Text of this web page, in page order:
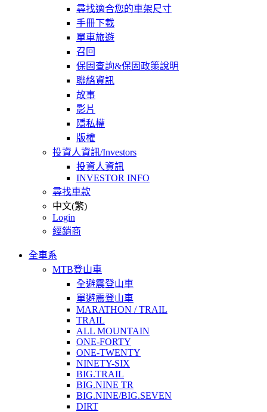
尋找適合您的車架尺寸
手冊下載
單車旅遊
召回
保固查詢&保固政策說明
聯絡資訊
故事
影片
隱私權
版權
投資人資訊/Investors
投資人資訊
INVESTOR INFO
尋找車款
中文(繁)
Login
經銷商
全車系
MTB登山車
全避震登山車
單避震登山車
MARATHON / TRAIL
TRAIL
ALL MOUNTAIN
ONE-FORTY
ONE-TWENTY
NINETY-SIX
BIG.TRAIL
BIG.NINE TR
BIG.NINE/BIG.SEVEN
DIRT